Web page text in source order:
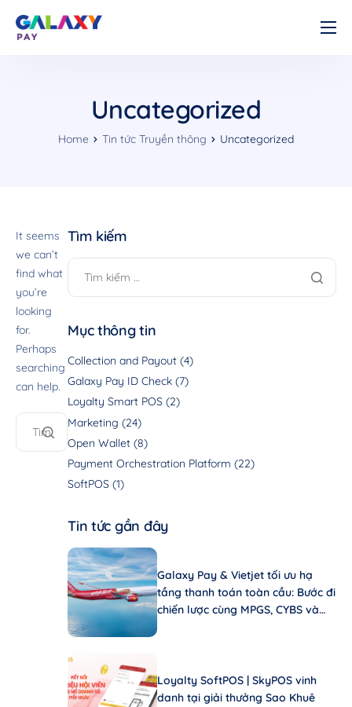
Về chúng tôiUncategorized
Home Tin tức Truyền thông Uncategorized
It seems
we can’t
find what
you’re
looking
for.
Perhaps
searching
can help.
Tìm kiếm
Mục thông tin
Collection and Payout (4)
Galaxy Pay ID Check (7)
Loyalty Smart POS (2)
Marketing (24)
Open Wallet (8)
Payment Orchestration Platform (22)
SoftPOS (1)
Tin tức gần đây
Galaxy Pay & Vietjet tối ưu hạ
tầng thanh toán toàn cầu: Bước đi
chiến lược cùng MPGS, CYBS và
Loyalty SoftPOS | SkyPOS vinh
danh tại giải thưởng Sao Khuê